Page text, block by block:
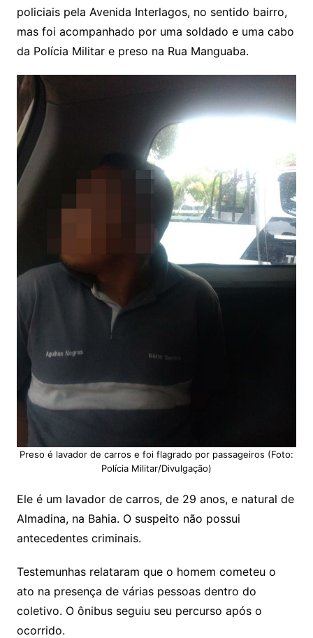
policiais pela Avenida Interlagos, no sentido bairro,
mas foi acompanhado por uma soldado e uma cabo
da Polícia Militar e preso na Rua Manguaba.
Preso é lavador de carros e foi flagrado por passageiros (Foto:
Polícia Militar/Divulgação)
Ele é um lavador de carros, de 29 anos, e natural de
Almadina, na Bahia. O suspeito não possui
antecedentes criminais.
Testemunhas relataram que o homem cometeu o
ato na presença de várias pessoas dentro do
coletivo. O ônibus seguiu seu percurso após o
ocorrido.